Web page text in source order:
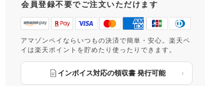
会員登録不要でご注文いただけます
アマゾンペイならいつもの決済で簡単・安心。楽天ペ
イは楽天ポイントを貯めたり使ったりできます。
インボイス対応の領収書 発行可能